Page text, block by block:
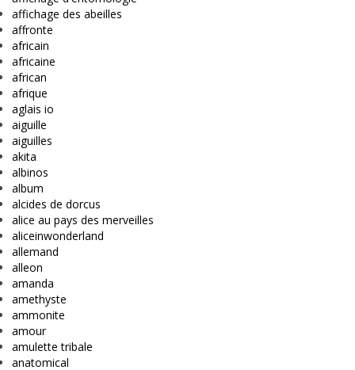
affichage des abeilles
affronte
africain
africaine
african
afrique
aglais io
aiguille
aiguilles
akita
albinos
album
alcides de dorcus
alice au pays des merveilles
aliceinwonderland
allemand
alleon
amanda
amethyste
ammonite
amour
amulette tribale
anatomical